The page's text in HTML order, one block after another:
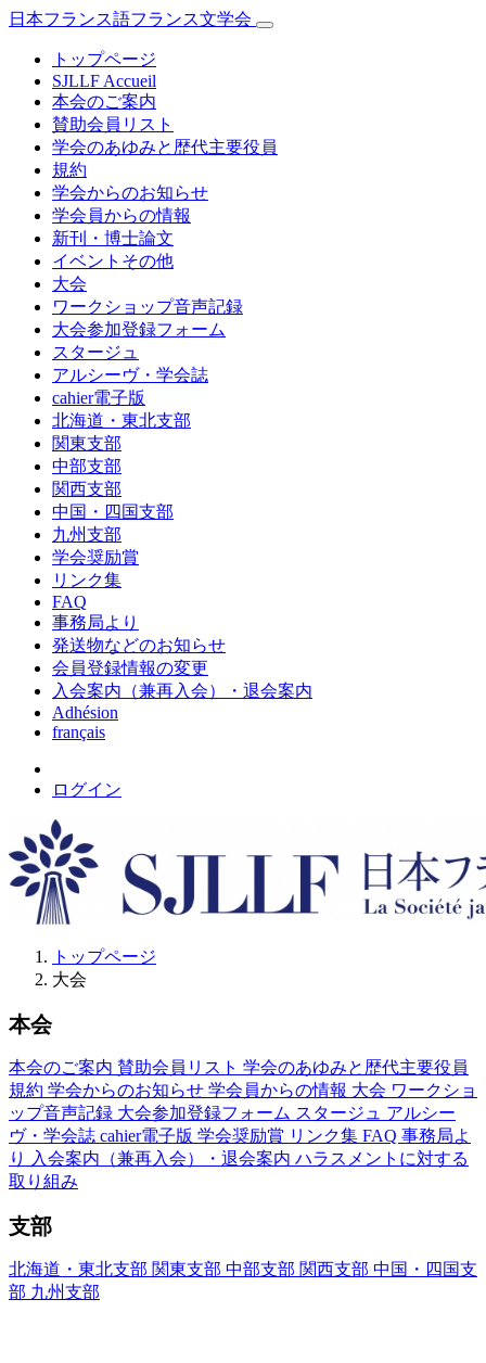
日本フランス語フランス文学会
トップページ
SJLLF Accueil
本会のご案内
賛助会員リスト
学会のあゆみと歴代主要役員
規約
学会からのお知らせ
学会員からの情報
新刊・博士論文
イベントその他
大会
ワークショップ音声記録
大会参加登録フォーム
スタージュ
アルシーヴ・学会誌
cahier電子版
北海道・東北支部
関東支部
中部支部
関西支部
中国・四国支部
九州支部
学会奨励賞
リンク集
FAQ
事務局より
発送物などのお知らせ
会員登録情報の変更
入会案内（兼再入会）・退会案内
Adhésion
français
ログイン
トップページ
大会
本会
本会のご案内 賛助会員リスト 学会のあゆみと歴代主要役員
規約 学会からのお知らせ 学会員からの情報 大会 ワークショ
ップ音声記録 大会参加登録フォーム スタージュ アルシー
ヴ・学会誌 cahier電子版 学会奨励賞 リンク集 FAQ 事務局よ
り
入会案内（兼再入会）・退会案内 ハラスメントに対する
取り組み
支部
北海道・東北支部 関東支部 中部支部 関西支部 中国・四国支
部 九州支部